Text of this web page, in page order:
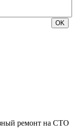
ремонт на СТО